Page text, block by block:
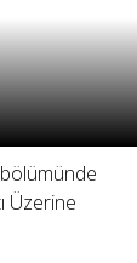
Üzerine